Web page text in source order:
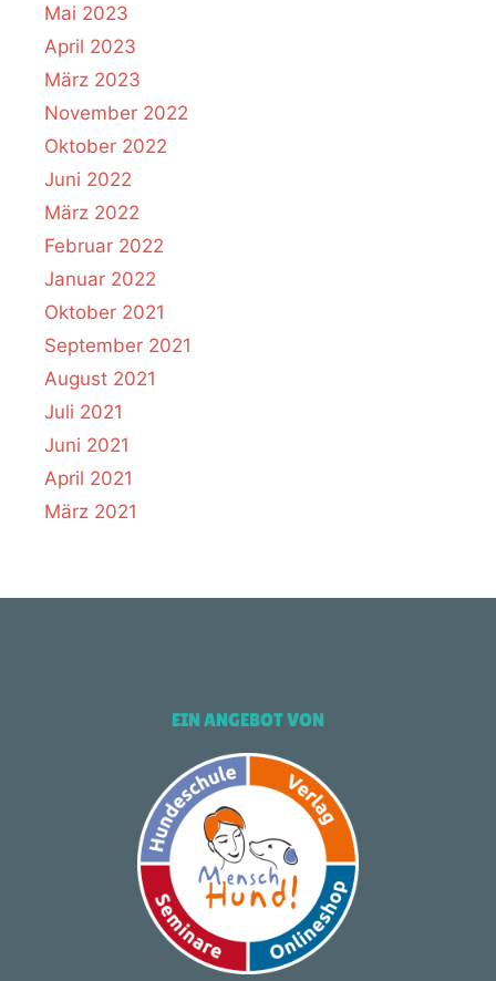
Mai 2023
April 2023
März 2023
November 2022
Oktober 2022
Juni 2022
März 2022
Februar 2022
Januar 2022
Oktober 2021
September 2021
August 2021
Juli 2021
Juni 2021
April 2021
März 2021
EIN ANGEBOT VON